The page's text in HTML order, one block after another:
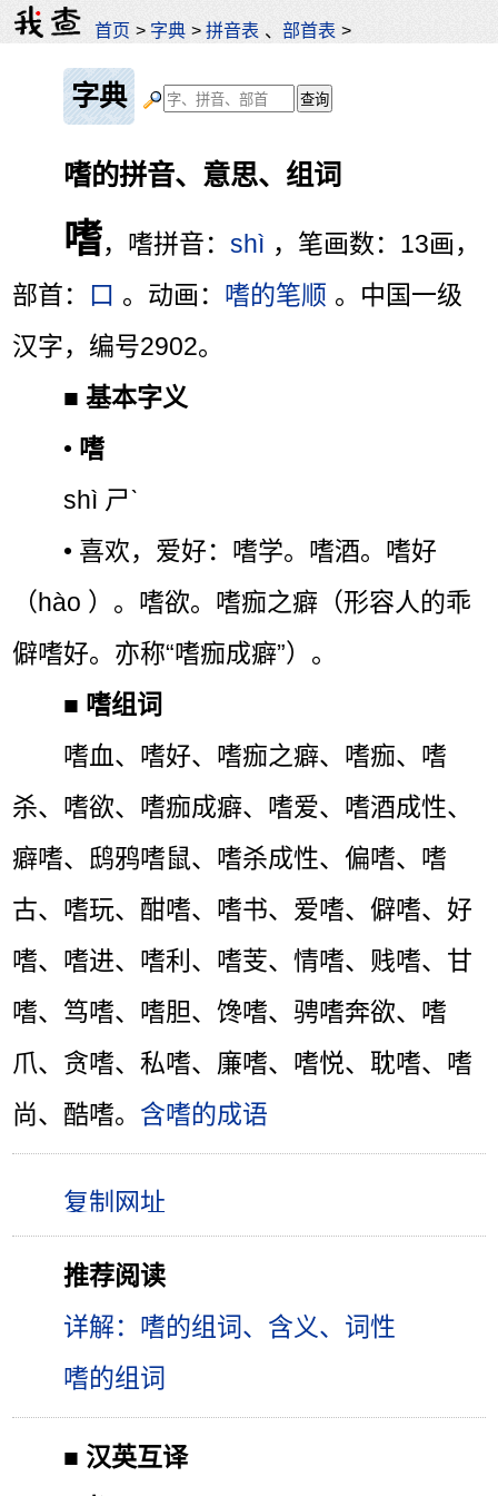
首页 > 字典 >拼音表 、部首表 >
字典
嗜的拼音、意思、组词
嗜，嗜拼音：shì ，笔画数：13画，
部首：
口 。动画： 嗜的笔顺 。中国一级
汉字，编号2902。
■基本字义
• 嗜
shì ㄕˋ
• 喜欢，爱好：嗜学。嗜酒。嗜好
（hào ）。嗜欲。嗜痂之癖（形容人的乖
僻嗜好。亦称“嗜痂成癖”）。
■ 嗜组词
嗜血、嗜好、嗜痂之癖、嗜痂、嗜
杀、嗜欲、嗜痂成癖、嗜爱、嗜酒成性、
癖嗜、鸱鸦嗜鼠、嗜杀成性、偏嗜、嗜
古、嗜玩、酣嗜、嗜书、爱嗜、僻嗜、好
嗜、嗜进、嗜利、嗜芰、情嗜、贱嗜、甘
嗜、笃嗜、嗜胆、馋嗜、骋嗜奔欲、嗜
爪、贪嗜、私嗜、廉嗜、嗜悦、耽嗜、嗜
尚、酷嗜。 含嗜的成语
推荐阅读
详解：嗜的组词、含义、词性
嗜的组词
■ 汉英互译